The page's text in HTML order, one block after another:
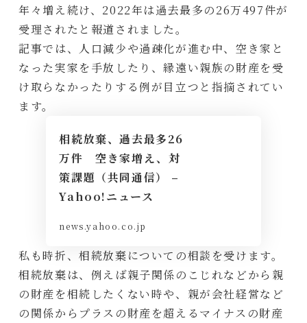
年々増え続け、2022年は過去最多の26万497件が
受理されたと報道されました。
記事では、人口減少や過疎化が進む中、空き家と
なった実家を手放したり、縁遠い親族の財産を受
け取らなかったりする例が目立つと指摘されてい
ます。
相続放棄、過去最多26
万件 空き家増え、対
策課題（共同通信） –
Yahoo!ニュース
news.yahoo.co.jp
私も時折、相続放棄についての相談を受けます。
相続放棄は、例えば親子関係のこじれなどから親
の財産を相続したくない時や、親が会社経営など
の関係からプラスの財産を超えるマイナスの財産